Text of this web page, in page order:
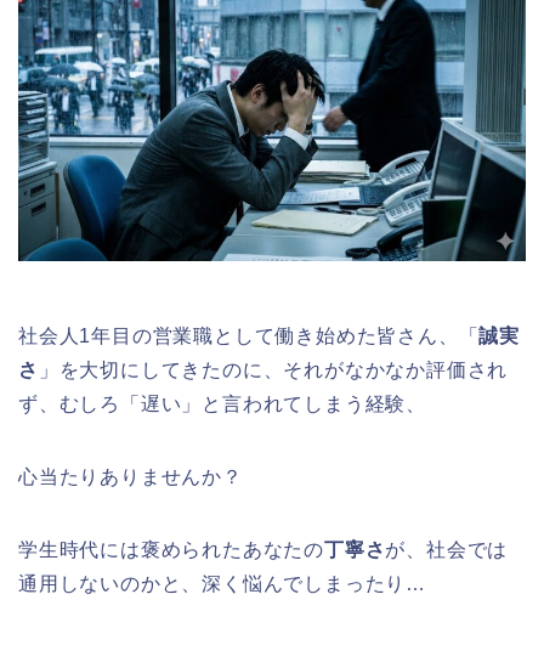
社会人1年目の営業職として働き始めた皆さん、「誠実
さ 」を大切にしてきたのに、それがなかなか評価され
ず、むしろ「遅い」と言われてしまう経験、
心当たりありませんか？
学生時代には褒められたあなたの丁寧さが、社会では
通用しないのかと、深く悩んでしまったり…